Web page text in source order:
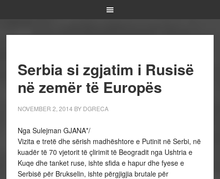
Serbia si zgjatim i Rusisë
në zemër të Europës
NOVEMBER 2, 2014 BY DGRECA
Nga Sulejman GJANA*/
Vizita e tretë dhe sërish madhështore e Putinit në Serbi, në
kuadër të 70 vjetorit të çlirimit të Beogradit nga Ushtria e
Kuqe dhe tanket ruse, ishte sfida e hapur dhe fyese e
Serbisë për Brukselin, ishte përgjigjia brutale për